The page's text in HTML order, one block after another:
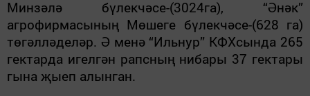
Минзәлә бүлекчәсе-(3024га), “Әнәк”
агрофирмасының Мөшеге бүлекчәсе-(628 га)
төгәлләделәр. Ә менә “Ильнур” КФХсында 265
гектарда игелгән рапсның нибары 37 гектары
гына җыеп алынган.